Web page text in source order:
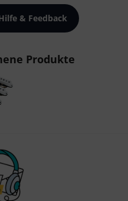
& Feedback
Produkte